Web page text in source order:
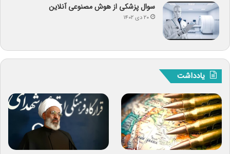
سوال پزشکی از هوش مصنوعی آنلاین
۲۰ دی ۱۴۰۲
یادداشت